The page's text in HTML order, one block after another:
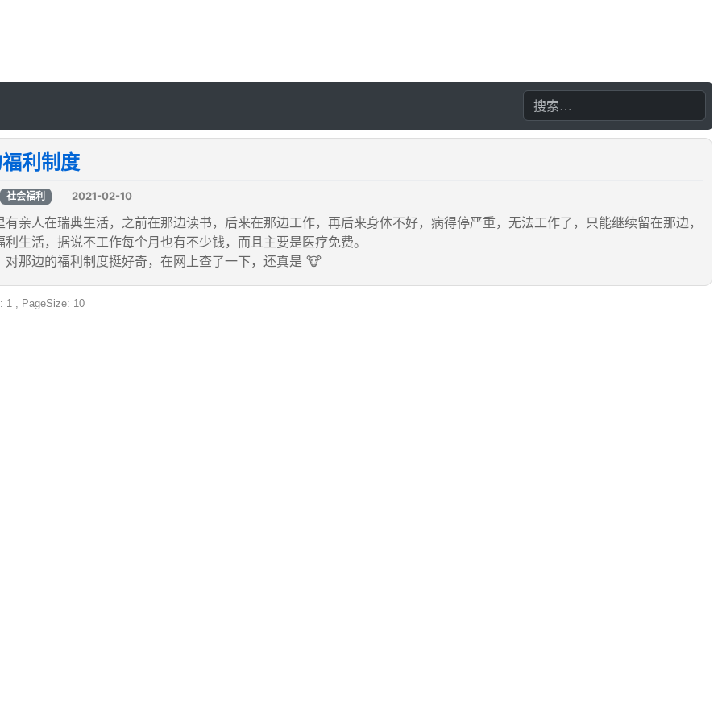
利制度
社会福利 2021-02-10
有亲人在瑞典生活，之前在那边读书，后来在那边工作，再后来身体不好，病得停严重，无法工作了，只能继续留在那边，
生活，据说不工作每个月也有不少钱，而且主要是医疗免费。
对那边的福利制度挺好奇，在网上查了一下，还真是 🐮
1 , PageSize: 10